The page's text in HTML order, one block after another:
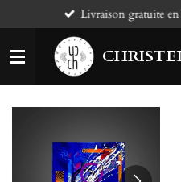
au
contenu
principal
Livraison gratuite